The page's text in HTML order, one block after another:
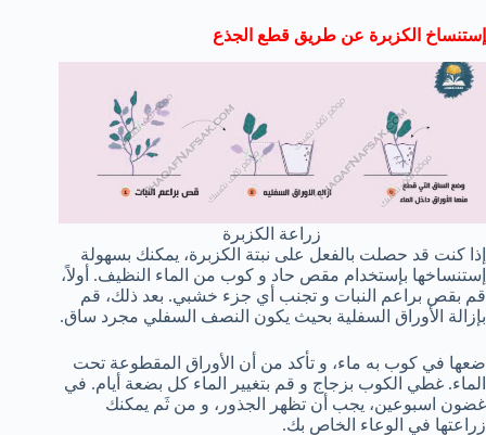
إستنساخ الكزبرة عن طريق قطع الجذع
زراعة الكزبرة
إذا كنت قد حصلت بالفعل على نبتة الكزبرة، يمكنك بسهولة
إستنساخها بإستخدام مقص حاد و كوب من الماء النظيف. أولاً،
قم بقص براعم النبات و تجنب أي جزء خشبي. بعد ذلك، قم
بإزالة الأوراق السفلية بحيث يكون النصف السفلي مجرد ساق.
ضعها في كوب به ماء، و تأكد من أن الأوراق المقطوعة تحت
الماء. غطي الكوب بزجاج و قم بتغيير الماء كل بضعة أيام. في
غضون اسبوعين، يجب أن تظهر الجذور، و من ثَم يمكنك
زراعتها في الوعاء الخاص بك.